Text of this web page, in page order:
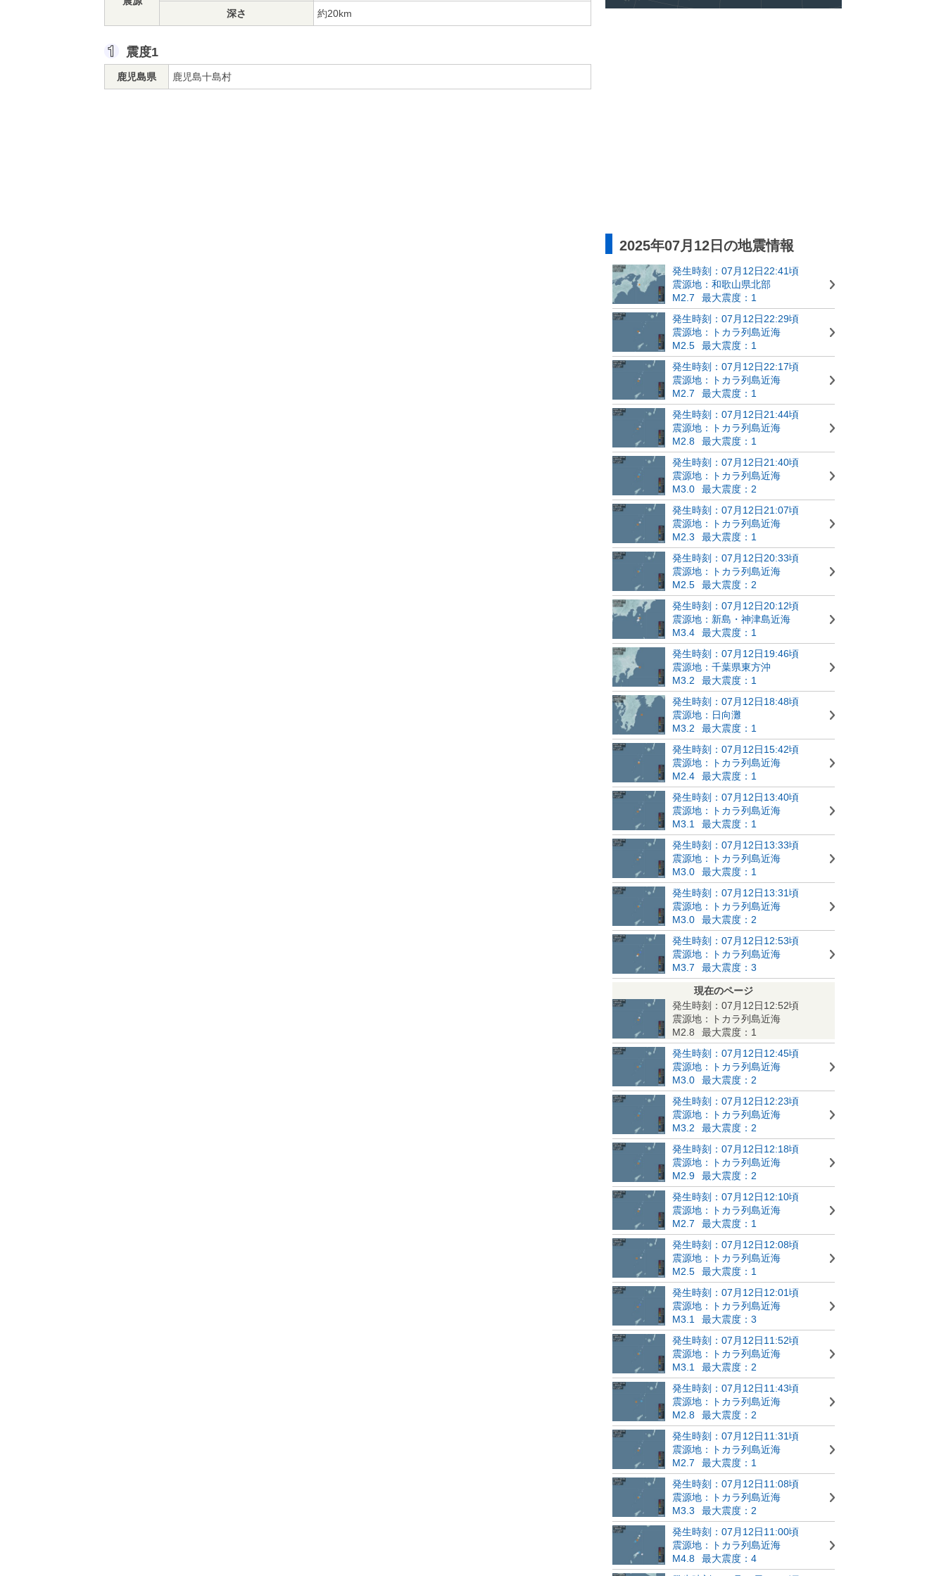
深さ
約20km
震度1
鹿児島県 鹿児島十島村
2025年07月12日の地震情報
発生時刻：07月12日22:41頃
震源地：和歌山県北部
M2.7
最大震度：1
発生時刻：07月12日22:29頃
震源地：トカラ列島近海
M2.5
最大震度：1
発生時刻：07月12日22:17頃
震源地：トカラ列島近海
M2.7
最大震度：1
発生時刻：07月12日21:44頃
震源地：トカラ列島近海
M2.8
最大震度：1
発生時刻：07月12日21:40頃
震源地：トカラ列島近海
M3.0
最大震度：2
発生時刻：07月12日21:07頃
震源地：トカラ列島近海
M2.3
最大震度：1
発生時刻：07月12日20:33頃
震源地：トカラ列島近海
M2.5
最大震度：2
発生時刻：07月12日20:12頃
震源地：新島・神津島近海
M3.4
最大震度：1
発生時刻：07月12日19:46頃
震源地：千葉県東方沖
M3.2
最大震度：1
発生時刻：07月12日18:48頃
震源地：日向灘
M3.2
最大震度：1
発生時刻：07月12日15:42頃
震源地：トカラ列島近海
M2.4
最大震度：1
発生時刻：07月12日13:40頃
震源地：トカラ列島近海
M3.1
最大震度：1
発生時刻：07月12日13:33頃
震源地：トカラ列島近海
M3.0
最大震度：1
発生時刻：07月12日13:31頃
震源地：トカラ列島近海
M3.0
最大震度：2
発生時刻：07月12日12:53頃
震源地：トカラ列島近海
M3.7
最大震度：3
現在のページ
発生時刻：07月12日12:52頃
震源地：トカラ列島近海
M2.8
最大震度：1
発生時刻：07月12日12:45頃
震源地：トカラ列島近海
M3.0
最大震度：2
発生時刻：07月12日12:23頃
震源地：トカラ列島近海
M3.2
最大震度：2
発生時刻：07月12日12:18頃
震源地：トカラ列島近海
M2.9
最大震度：2
発生時刻：07月12日12:10頃
震源地：トカラ列島近海
M2.7
最大震度：1
発生時刻：07月12日12:08頃
震源地：トカラ列島近海
M2.5
最大震度：1
発生時刻：07月12日12:01頃
震源地：トカラ列島近海
M3.1
最大震度：3
発生時刻：07月12日11:52頃
震源地：トカラ列島近海
M3.1
最大震度：2
発生時刻：07月12日11:43頃
震源地：トカラ列島近海
M2.8
最大震度：2
発生時刻：07月12日11:31頃
震源地：トカラ列島近海
M2.7
最大震度：1
発生時刻：07月12日11:08頃
震源地：トカラ列島近海
M3.3
最大震度：2
発生時刻：07月12日11:00頃
震源地：トカラ列島近海
M4.8
最大震度：4